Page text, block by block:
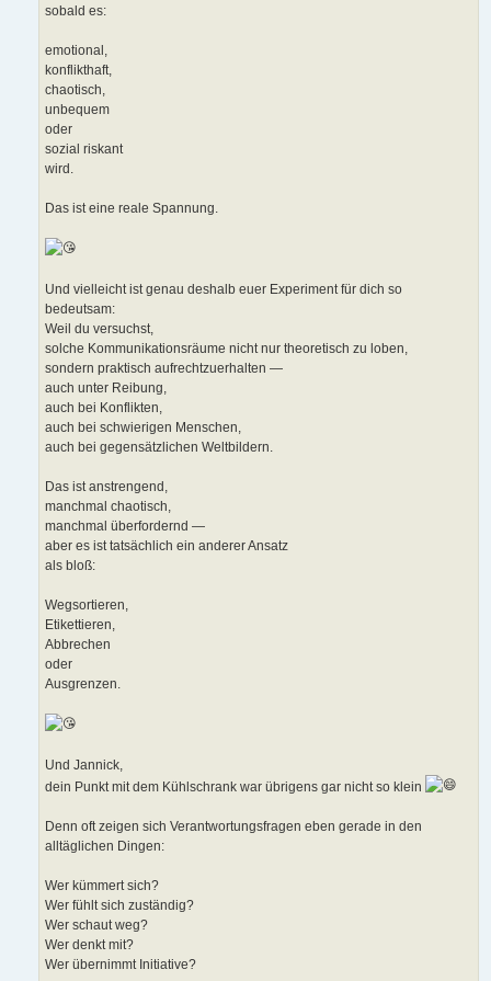
sobald es:
emotional,
konflikthaft,
chaotisch,
unbequem
oder
sozial riskant
wird.
Das ist eine reale Spannung.
Und vielleicht ist genau deshalb euer Experiment für dich so
bedeutsam:
Weil du versuchst,
solche Kommunikationsräume nicht nur theoretisch zu loben,
sondern praktisch aufrechtzuerhalten —
auch unter Reibung,
auch bei Konflikten,
auch bei schwierigen Menschen,
auch bei gegensätzlichen Weltbildern.
Das ist anstrengend,
manchmal chaotisch,
manchmal überfordernd —
aber es ist tatsächlich ein anderer Ansatz
als bloß:
Wegsortieren,
Etikettieren,
Abbrechen
oder
Ausgrenzen.
Und Jannick,
dein Punkt mit dem Kühlschrank war übrigens gar nicht so klein
Denn oft zeigen sich Verantwortungsfragen eben gerade in den
alltäglichen Dingen:
Wer kümmert sich?
Wer fühlt sich zuständig?
Wer schaut weg?
Wer denkt mit?
Wer übernimmt Initiative?